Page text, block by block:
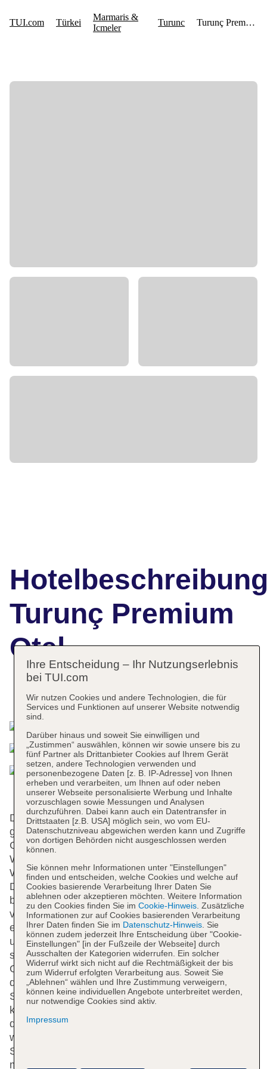
Turunç Premium
Otel
Das bietet Ihre Unterkunft
Das freundliche Personal an der Rezeption ist
gerne bei allen Fragen behilflich. Eine
Gepäckaufbewahrung, ein Safe und eine
Wechselstube gehören zur Einrichtung des Hotels.
WLAN ist in den öffentlichen Bereichen verfügbar.
Die Unterbringung verfügt über eine Reihe von
behindertengerechten Annehmlichkeiten. Das Haus
verfügt über rollstuhlgerechte Einrichtungen und
einen Aufzug. Einkaufsspaß bieten ein Supermarkt
und ein Souvenirshop und weitere Geschäfte. Ein
schöner Garten und ein Spielplatz gehören zum
Gelände des Hotels. Zu den weiteren Einrichtungen
der Unterbringung zählen ein TV-Raum und ein
Spielzimmer. Bei einer Anreise mit dem Auto
können die Gäste dieses in einer Garage oder auf
dem Parkplatz (ohne Gebühr) parken. Unter den
weiteren Leistungen finden sich ein 24h-
Sicherheitsdienst, eine Autovermietung,
medizinische Betreuung, ein Transferservice, ein
Ihre Entscheidung – Ihr Nutzungserlebnis
bei TUI.com
Wir nutzen Cookies und andere Technologien, die für
Services und Funktionen auf unserer Website notwendig
sind.
Darüber hinaus und soweit Sie einwilligen und
„Zustimmen“ auswählen, können wir sowie unsere bis zu
fünf Partner als Drittanbieter Cookies auf Ihrem Gerät
setzen, andere Technologien verwenden und
personenbezogene Daten [z. B. IP-Adresse] von Ihnen
erheben und verarbeiten, um Ihnen auf oder neben
unserer Webseite personalisierte Werbung und Inhalte
vorzuschlagen sowie Messungen und Analysen
durchzuführen. Dabei kann auch ein Datentransfer in
Drittstaaten [z.B. USA] möglich sein, wo vom EU-
Datenschutzniveau abgewichen werden kann und Zugriffe
von dortigen Behörden nicht ausgeschlossen werden
können.
Sie können mehr Informationen unter "Einstellungen"
finden und entscheiden, welche Cookies und welche auf
Cookies basierende Verarbeitung Ihrer Daten Sie
ablehnen oder akzeptieren möchten. Weitere Information
zu den Cookies finden Sie im Cookie-Hinweis. Zusätzliche
Informationen zur auf Cookies basierenden Verarbeitung
Ihrer Daten finden Sie im Datenschutz-Hinweis. Sie
können zudem jederzeit Ihre Entscheidung über "Cookie-
Einstellungen" [in der Fußzeile der Webseite] durch
Ausschalten der Kategorien widerrufen. Ein solcher
Widerruf wirkt sich nicht auf die Rechtmäßigkeit der bis
zum Widerruf erfolgten Verarbeitung aus. Soweit Sie
„Ablehnen“ wählen und Ihre Zustimmung verweigern,
können keine individuellen Angebote unterbreitet werden,
nur notwendige Cookies sind aktiv.
Impressum